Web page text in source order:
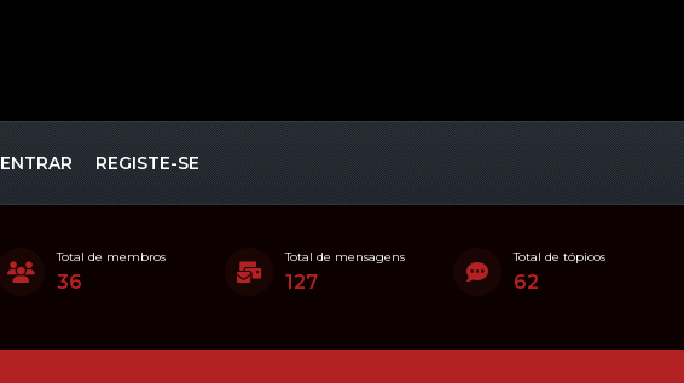
ENTRAR REGISTE-SE
Total de membros
36
Total de mensagens
127
Total de tópicos
62